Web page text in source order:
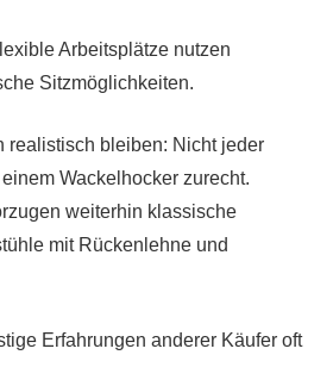
Arbeitsplätze nutzen
Sitzmöglichkeiten.
realistisch bleiben: Nicht jeder
Wackelhocker zurecht.
weiterhin klassische
mit Rückenlehne und
Erfahrungen anderer Käufer oft